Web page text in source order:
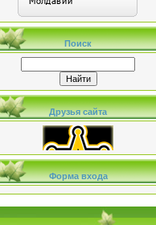
Поиск
Друзья сайта
Форма входа